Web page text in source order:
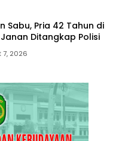
Sabu, Pria 42 Tahun di
Ditangkap Polisi
7, 2026